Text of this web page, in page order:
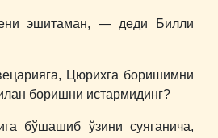
эшитаман, ― деди Билли
Цюрихга боришимни
боришни истармидинг?
бўшашиб ўзини суяганича,